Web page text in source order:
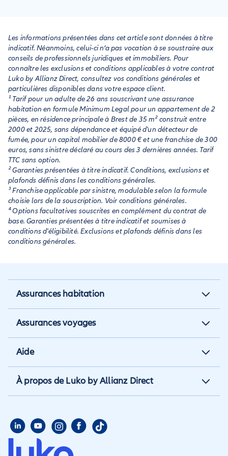
désigné par le tribunal de grande instance (TGI).
Les informations présentées dans cet article sont données à titre
indicatif. Néanmoins, celui-ci n’a pas vocation à se soustraire aux
conseils de professionnels juridiques et immobiliers. Pour
connaître les exclusions et conditions applicables à votre contrat
Luko by Allianz Direct, consultez vos conditions générales et
particulières disponibles dans votre espace client.
¹ Tarif pour un adulte de 26 ans souscrivant une assurance
habitation en formule Minimum Legal pour un appartement de 2
pièces, en résidence principale à Brest de 35 m² construit entre
2000 et 2025, sans dépendance et équipé d'un détecteur de
fumée, pour un capital mobilier de 8000 € et une franchise de 300
euros, sans sinistre déclaré au cours des 3 dernières années. Tarif
TTC sans option.
² Garanties présentées à titre indicatif. Conditions, exclusions et
plafonds définis dans les conditions générales.
³ Franchise applicable par sinistre, modulable selon la formule
choisie lors de la souscription. Voir conditions générales.
⁴ Options facultatives souscrites en complément du contrat de
base. Garanties présentées à titre indicatif et soumises à
conditions d'éligibilité. Exclusions et plafonds définis dans les
conditions générales.
Assurances habitation
Assurance habitation
Assurance locataire
Assurance propriétaire non
occupant
Assurance colocataire
Assurances voyages
Assurance vacances
Assurance annulation
Assurance annuelle
Assurance étudiant
Assurance PVT
Aide
Aide et contact
Aide habitation
Mon compte
À propos de Luko by Allianz Direct
Presse
Avis